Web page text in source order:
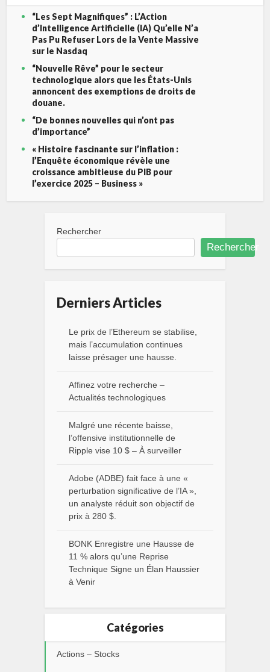
“Les Sept Magnifiques” : L’Action
d’Intelligence Artificielle (IA) Qu’elle N’a
Pas Pu Refuser Lors de la Vente Massive
sur le Nasdaq
“Nouvelle Rêve” pour le secteur
technologique alors que les États-Unis
annoncent des exemptions de droits de
douane.
“De bonnes nouvelles qui n’ont pas
d’importance”
« Histoire fascinante sur l’inflation :
l’Enquête économique révèle une
croissance ambitieuse du PIB pour
l’exercice 2025 – Business »
Rechercher
Rechercher
Derniers Articles
Le prix de l’Ethereum se stabilise,
mais l’accumulation continues
laisse présager une hausse.
Affinez votre recherche –
Actualités technologiques
Malgré une récente baisse,
l’offensive institutionnelle de
Ripple vise 10 $ – À surveiller
Adobe (ADBE) fait face à une «
perturbation significative de l’IA »,
un analyste réduit son objectif de
prix à 280 $.
BONK Enregistre une Hausse de
11 % alors qu’une Reprise
Technique Signe un Élan Haussier
à Venir
Catégories
Actions – Stocks